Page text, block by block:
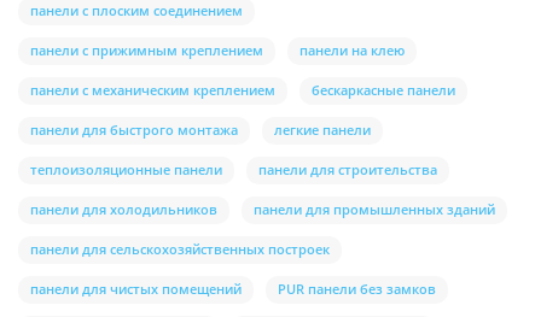
панели с плоским соединением
панели с прижимным креплением панели на клею
панели с механическим креплением бескаркасные панели
панели для быстрого монтажа легкие панели
теплоизоляционные панели панели для строительства
панели для холодильников панели для промышленных зданий
панели для сельскохозяйственных построек
панели для чистых помещений PUR панели без замков